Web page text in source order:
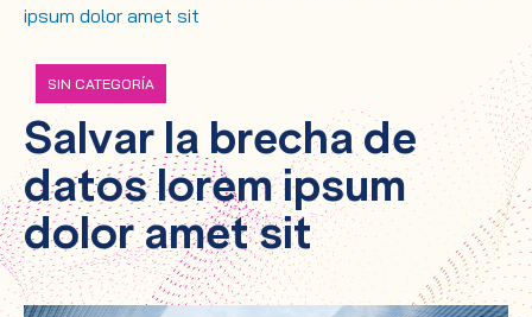
ipsum dolor amet sit
SIN CATEGORÍA
Salvar la brecha de
datos lorem ipsum
dolor amet sit